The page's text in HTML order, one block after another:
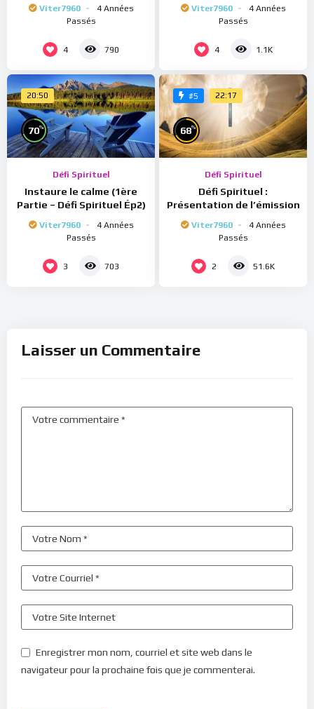
Viter7960
4 Années
Passés
4 790
Viter7960
4 Années
Passés
4 1.1K
20:50
70%
Défi Spirituel
Instaure le calme (1ère
Partie – Défi Spirituel Ép2)
Viter7960
4 Années
Passés
3 703
#5 22:17
68%
Défi Spirituel
Défi Spirituel :
Présentation de l’émission
Viter7960
4 Années
Passés
2 51.6K
Laisser un Commentaire
Enregistrer mon nom, courriel et site web dans le
navigateur pour la prochaine fois que je commenterai.